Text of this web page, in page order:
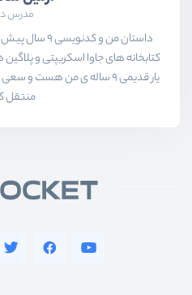
مدرس
کتابخانه های جاوا اسکریپتی و
یار قدیمی 9 ساله ی من هست و
منتقل